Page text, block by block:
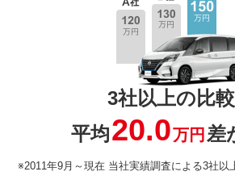
3社以上の比
平均20.0万円 差
※2011年9月～現在 当社実績調査による3社以